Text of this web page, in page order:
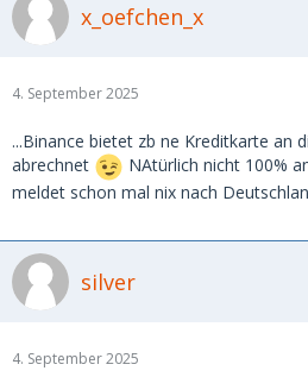
x_oefchen_x
4. September 2025
...Binance bietet zb ne Kreditkarte an
abrechnet
NAtürlich nicht 100%
meldet schon mal nix nach
silver
4. September 2025